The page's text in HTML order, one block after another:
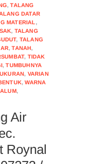
,TALANG
DATAR
MATERIAL ,
, TALANG
, TALANG
,TANAH,
, TIDAK
,TUMBUHNYA
, VARIAN
,WARNA
,
Air
Roynal